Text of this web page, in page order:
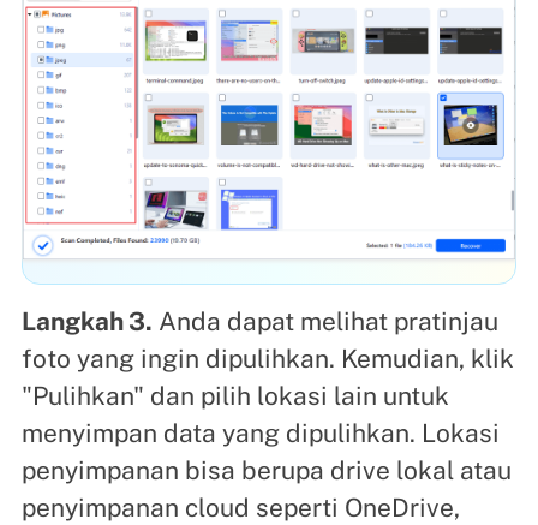
Langkah 3. Anda dapat melihat pratinjau
foto yang ingin dipulihkan. Kemudian, klik
"Pulihkan" dan pilih lokasi lain untuk
menyimpan data yang dipulihkan. Lokasi
penyimpanan bisa berupa drive lokal atau
penyimpanan cloud seperti OneDrive,